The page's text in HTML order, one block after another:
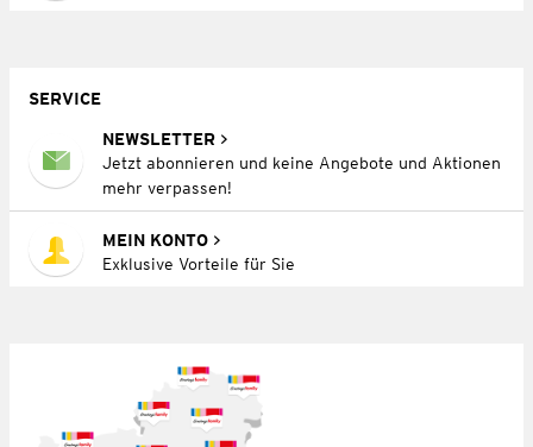
SERVICE
NEWSLETTER
Jetzt abonnieren und keine Angebote und Aktionen
mehr verpassen!
MEIN KONTO
Exklusive Vorteile für Sie